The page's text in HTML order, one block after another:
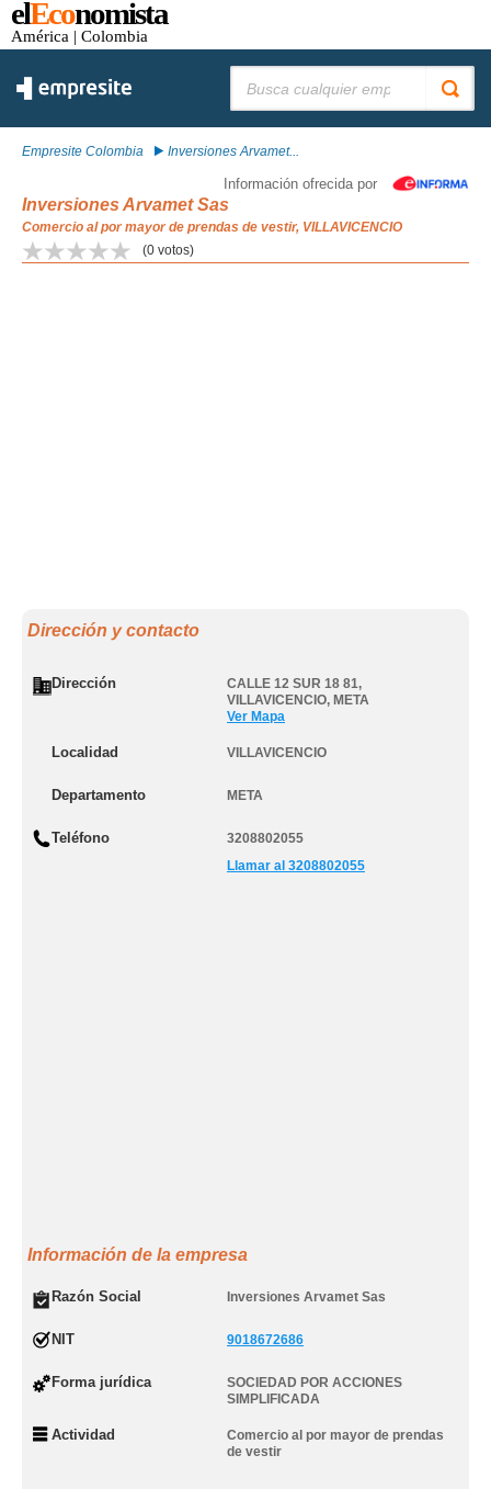
elEconomista
América | Colombia
Empresite Colombia Inversiones Arvamet...
Información ofrecida por
Inversiones Arvamet Sas
Comercio al por mayor de prendas de vestir, VILLAVICENCIO
(0 votos)
Dirección y contacto
Dirección CALLE 12 SUR 18 81,
VILLAVICENCIO, META
Ver Mapa
Localidad VILLAVICENCIO
Departamento META
Teléfono
3208802055
Llamar al 3208802055
Información de la empresa
Razón Social Inversiones Arvamet Sas
NIT 9018672686
Forma jurídica
SOCIEDAD POR ACCIONES
SIMPLIFICADA
Actividad
Comercio al por mayor de prendas
de vestir